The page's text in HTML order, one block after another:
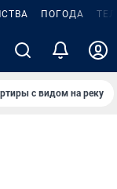
ПОГОДА
с видом на реку